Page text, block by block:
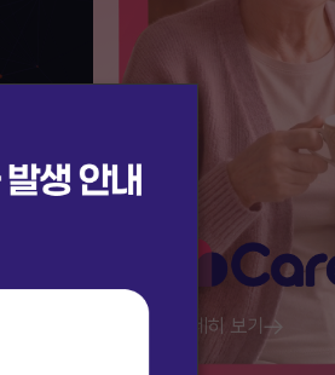
자세히 보기